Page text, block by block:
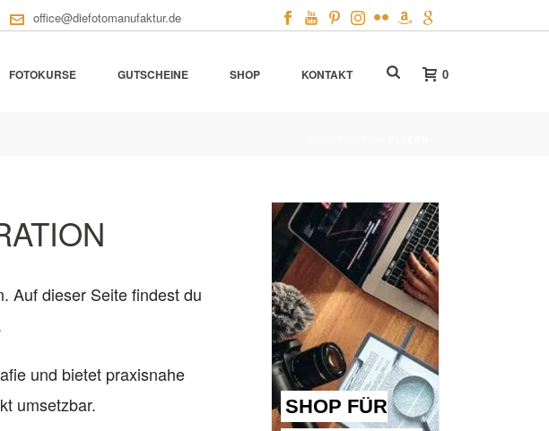
office@diefotomanufaktur.de
FOTOKURSE GUTSCHEINE SHOP KONTAKT 0
Auf dieser Seite findest du
und bietet praxisnahe
umsetzbar.
SHOP FÜR